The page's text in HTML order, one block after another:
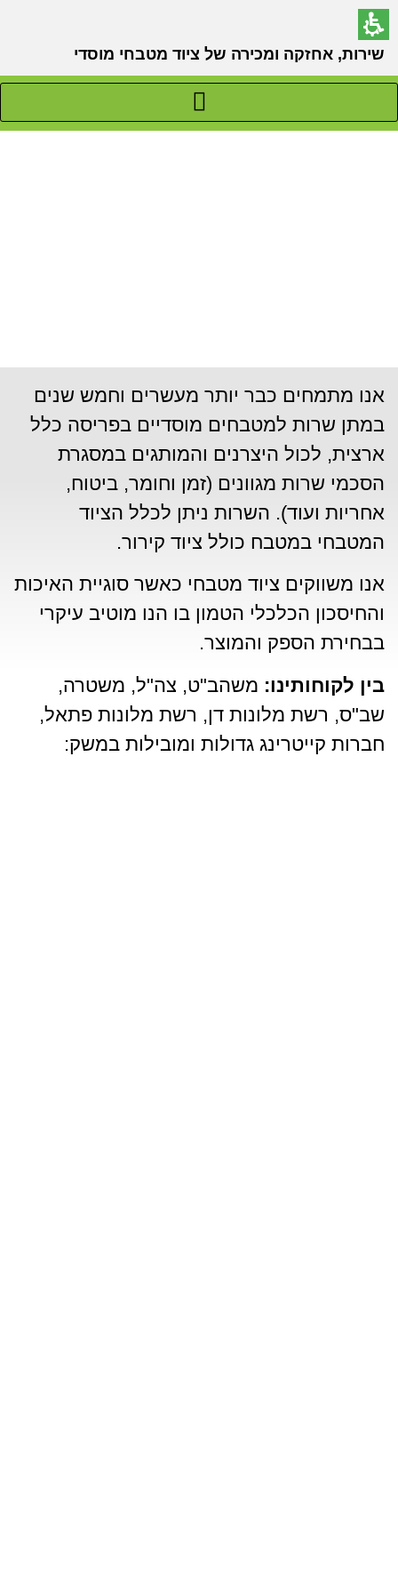
שירות, אחזקה ומכירה של ציוד מטבחי מוסדי
אנו מתמחים כבר יותר מעשרים וחמש שנים
במתן שרות למטבחים מוסדיים בפריסה כלל
ארצית, לכול היצרנים והמותגים במסגרת
הסכמי שרות מגוונים (זמן וחומר, ביטוח,
אחריות ועוד). השרות ניתן לכלל הציוד
המטבחי במטבח כולל ציוד קירור.
אנו משווקים ציוד מטבחי כאשר סוגיית האיכות
והחיסכון הכלכלי הטמון בו הנו מוטיב עיקרי
בבחירת הספק והמוצר.
בין לקוחותינו: משהב"ט, צה"ל, משטרה,
שב"ס, רשת מלונות דן, רשת מלונות פתאל,
חברות קייטרינג גדולות ומובילות במשק: